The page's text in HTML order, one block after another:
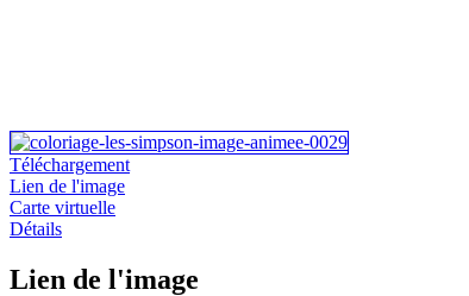
Téléchargement
Lien de l'image
Carte virtuelle
Détails
Lien de l'image